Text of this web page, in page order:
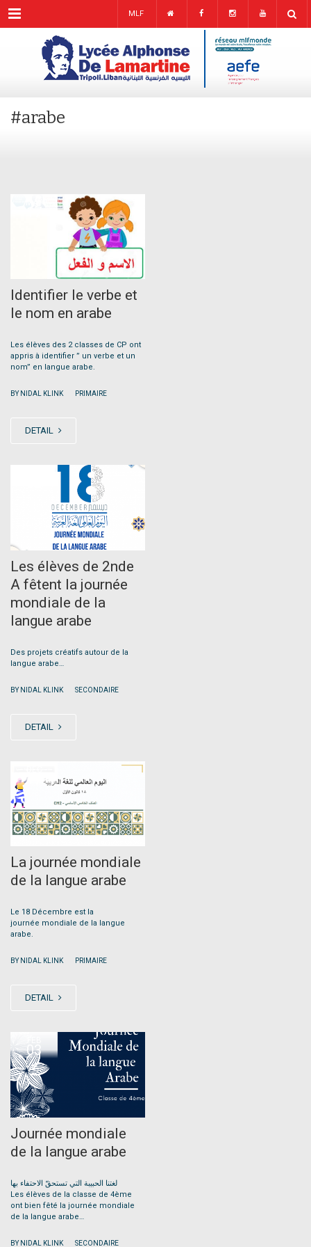
Menu MLF
#arabe
Identifier le verbe et
le nom en arabe
Les élèves des 2 classes de CP ont
appris à identifier ” un verbe et un
nom” en langue arabe.
BY NIDAL KLINK PRIMAIRE
DETAIL
Les élèves de 2nde
A fêtent la journée
mondiale de la
langue arabe
Des projets créatifs autour de la
langue arabe…
BY NIDAL KLINK SECONDAIRE
DETAIL
17
La journée mondiale
de la langue arabe
Le 18 Décembre est la
journée mondiale de la langue
arabe.
BY NIDAL KLINK PRIMAIRE
DETAIL
03
Journée mondiale
de la langue arabe
لغتنا الحبيبة التي تستحقّ الاحتفاء بها
Les élèves de la classe de 4ème
ont bien fêté la journée mondiale
de la langue arabe…
BY NIDAL KLINK SECONDAIRE